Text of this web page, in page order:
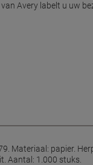
Avery labelt u uw
Materiaal: papier.
Aantal: 1.000 stuks.